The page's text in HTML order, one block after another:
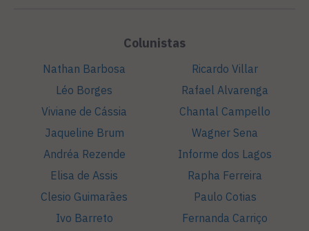
Colunistas
Nathan Barbosa
Léo Borges
Viviane de Cássia
Jaqueline Brum
Andréa Rezende
Elisa de Assis
Clesio Guimarães
Ivo Barreto
Ricardo Villar
Rafael Alvarenga
Chantal Campello
Wagner Sena
Informe dos Lagos
Rapha Ferreira
Paulo Cotias
Fernanda Carriço